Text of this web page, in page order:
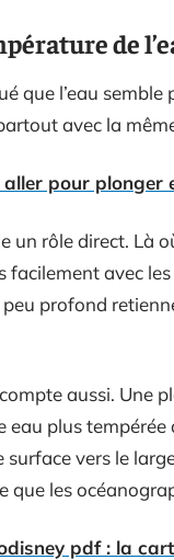
de
que l’eau
avec la
aller pour plonger
un rôle direct. Là
facilement avec
profond
aussi. Une
eau plus
surface vers le
que les
pdf : la